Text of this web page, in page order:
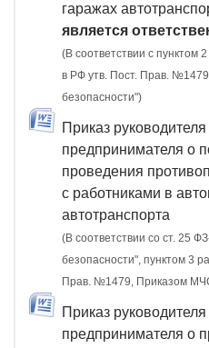
гаражах
является
(В соответствии с пунктом
в РФ утв. Пост. Прав.
безопасности")
Приказ
предпринимателя о
проведения
с работниками в
автотранспорта
(В соответствии со ст. 25
безопасности", пунктом 3
Прав. №1479, Приказом
Приказ
предпринимателя о